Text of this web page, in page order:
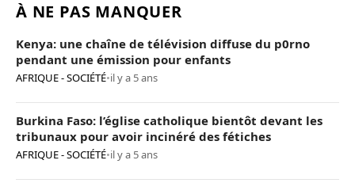
À NE PAS MANQUER
Kenya: une chaîne de télévision diffuse du p0rno
pendant une émission pour enfants
AFRIQUE - SOCIÉTÉ•il y a 5 ans
Burkina Faso: l’église catholique bientôt devant les
tribunaux pour avoir incinéré des fétiches
AFRIQUE - SOCIÉTÉ•il y a 5 ans